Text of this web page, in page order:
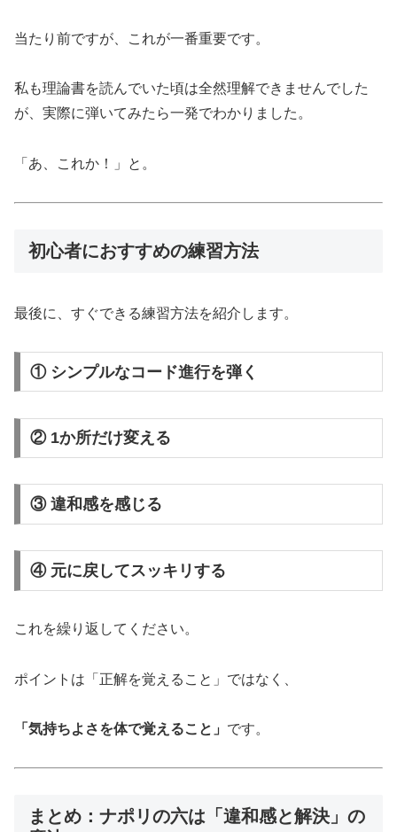
当たり前ですが、これが一番重要です。
私も理論書を読んでいた頃は全然理解できませんでした
が、実際に弾いてみたら一発でわかりました。
「あ、これか！」と。
初心者におすすめの練習方法
最後に、すぐできる練習方法を紹介します。
① シンプルなコード進行を弾く
② 1か所だけ変える
③ 違和感を感じる
④ 元に戻してスッキリする
これを繰り返してください。
ポイントは「正解を覚えること」ではなく、
「気持ちよさを体で覚えること」 です。
まとめ：ナポリの六は「違和感と解決」の